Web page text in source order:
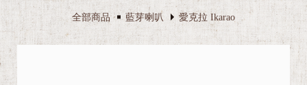
全部商品 藍芽喇叭 愛克拉 Ikarao